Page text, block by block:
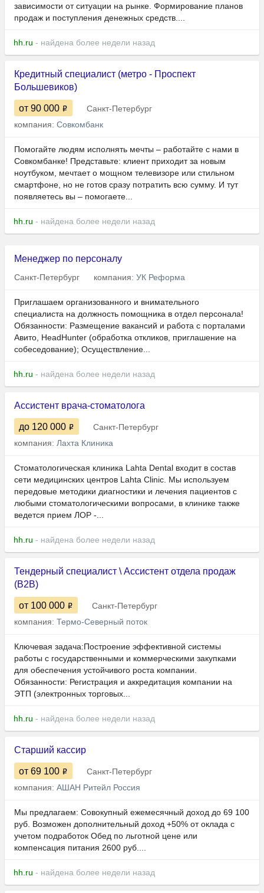
зависимости от ситуации на рынке. Формирование планов
продаж и поступления денежных средств....
hh.ru - найдена более недели назад
Кредитный специалист (метро - Проспект
Большевиков)
от 90 000
Санкт-Петербург
компания: Совкомбанк
Помогайте людям исполнять мечты – работайте с нами в
Совкомбанке! Представьте: клиент приходит за новым
ноутбуком, мечтает о мощном телевизоре или стильном
смартфоне, но не готов сразу потратить всю сумму. И тут
появляетесь вы – помогаете...
hh.ru - найдена более недели назад
Менеджер по персоналу
Санкт-Петербург компания: УК Реформа
Приглашаем организованного и внимательного
специалиста на должность помощника в отдел персонала!
Обязанности: Размещение вакансий и работа с порталами
Авито, НeadHunter (обработка откликов, приглашение на
собеседование); Осуществление...
hh.ru - найдена более недели назад
Ассистент врача-стоматолога
до 120 000
Санкт-Петербург
компания: Лахта Клиника
Стоматологическая клиника Lahta Dental входит в состав
сети медицинских центров Lahta Clinic. Мы используем
передовые методики диагностики и лечения пациентов с
любыми стоматологическими вопросами, в клинике также
ведется прием ЛОР -...
hh.ru - найдена более недели назад
Тендерный специалист \ Ассистент отдела продаж
(B2B)
от 100 000
Санкт-Петербург
компания: Термо-Северный поток
Ключевая задача:Построение эффективной системы
работы с государственными и коммерческими закупками
для обеспечения устойчивого роста компании.
Обязанности: Регистрация и аккредитация компании на
ЭТП (электронных торговых...
hh.ru - найдена более недели назад
Старший кассир
от 69 100
Санкт-Петербург
компания: АШАН Ритейл Россия
Мы предлагаем: Совокупный ежемесячный доход до 69 100
руб. Возможен дополнительный доход +50% от оклада с
учетом подработок Обед по льготной цене или
компенсация питания 2600 руб....
hh.ru - найдена более недели назад